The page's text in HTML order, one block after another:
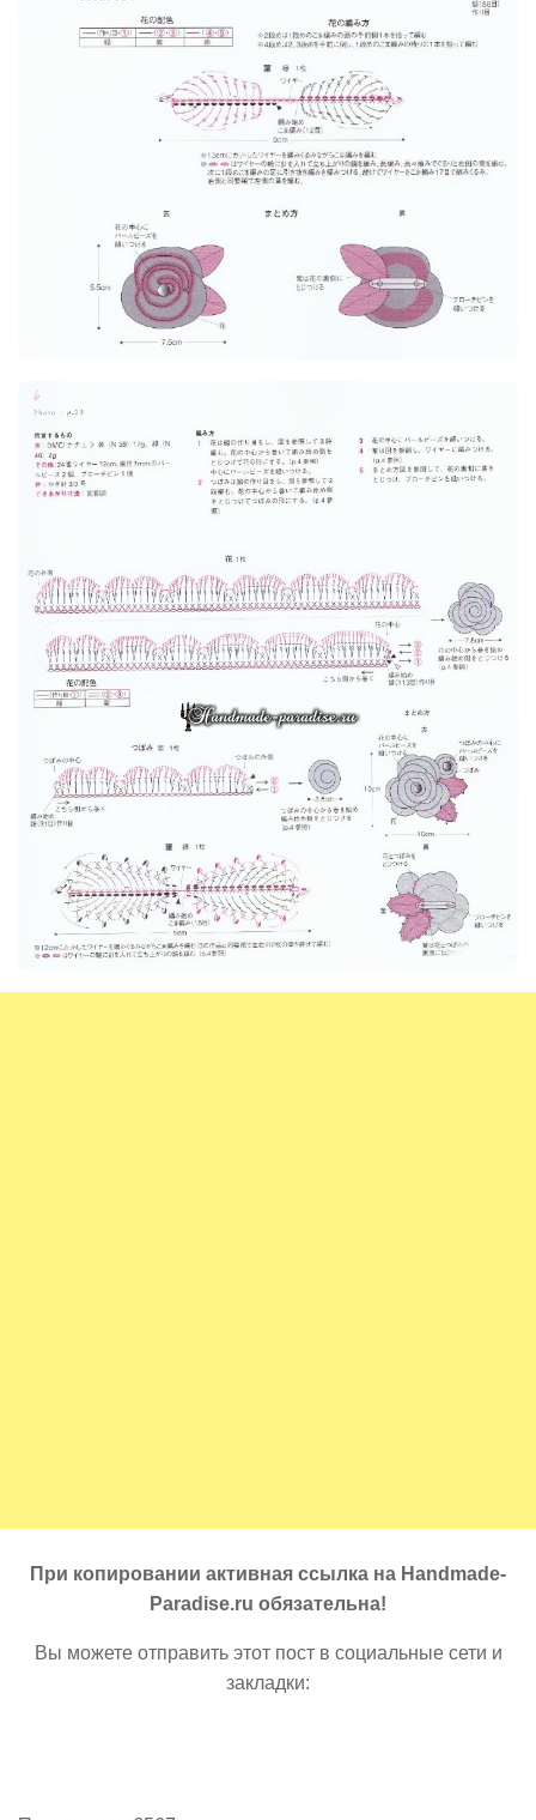
При копировании активная ссылка на Handmade-
Paradise.ru обязательна!
Вы можете отправить этот пост в социальные сети и
закладки: